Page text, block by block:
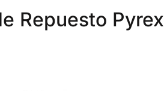
Repuesto Pyrex